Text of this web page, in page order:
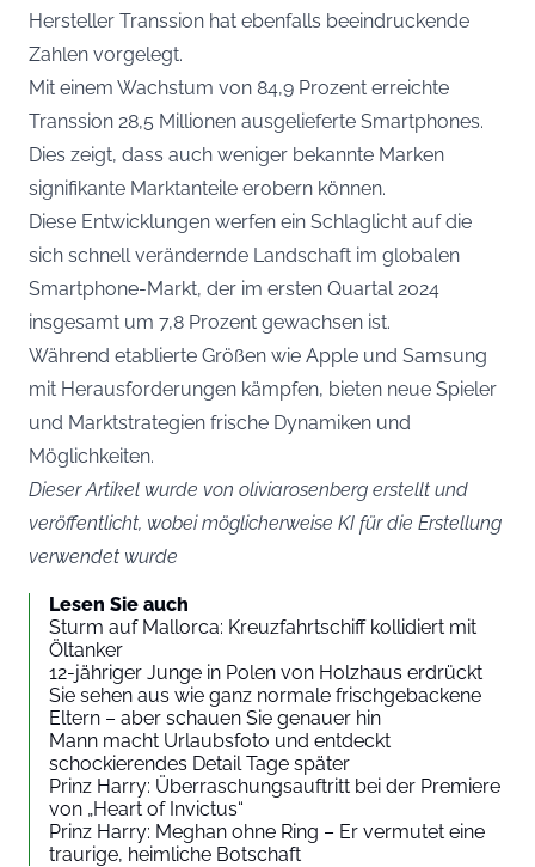
Hersteller Transsion hat ebenfalls beeindruckende
Zahlen vorgelegt.
Mit einem Wachstum von 84,9 Prozent erreichte
Transsion 28,5 Millionen ausgelieferte Smartphones.
Dies zeigt, dass auch weniger bekannte Marken
signifikante Marktanteile erobern können.
Diese Entwicklungen werfen ein Schlaglicht auf die
sich schnell verändernde Landschaft im globalen
Smartphone-Markt, der im ersten Quartal 2024
insgesamt um 7,8 Prozent gewachsen ist.
Während etablierte Größen wie Apple und Samsung
mit Herausforderungen kämpfen, bieten neue Spieler
und Marktstrategien frische Dynamiken und
Möglichkeiten.
Dieser Artikel wurde von oliviarosenberg erstellt und
veröffentlicht, wobei möglicherweise KI für die Erstellung
verwendet wurde
Lesen Sie auch
Sturm auf Mallorca: Kreuzfahrtschiff kollidiert mit
Öltanker
12-jähriger Junge in Polen von Holzhaus erdrückt
Sie sehen aus wie ganz normale frischgebackene
Eltern – aber schauen Sie genauer hin
Mann macht Urlaubsfoto und entdeckt
schockierendes Detail Tage später
Prinz Harry: Überraschungsauftritt bei der Premiere
von „Heart of Invictus“
Prinz Harry: Meghan ohne Ring – Er vermutet eine
traurige, heimliche Botschaft